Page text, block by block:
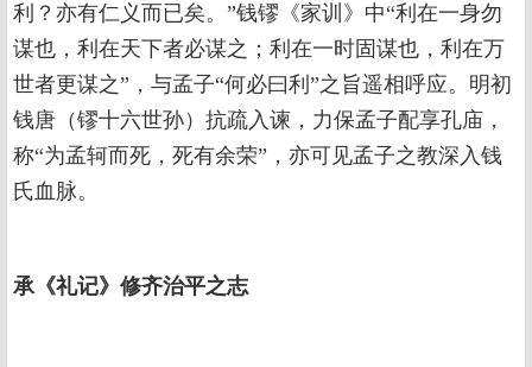
利？亦有仁义而已矣。”钱镠《家训》中“利在一身勿
谋也，利在天下者必谋之；利在一时固谋也，利在万
世者更谋之”，与孟子“何必曰利”之旨遥相呼应。明初
钱唐（镠十六世孙）抗疏入谏，力保孟子配享孔庙，
称“为孟轲而死，死有余荣”，亦可见孟子之教深入钱
氏血脉。
承《礼记》修齐治平之志